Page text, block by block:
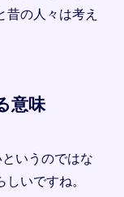
昔の人々は考え
意味
いうのではな
いですね。